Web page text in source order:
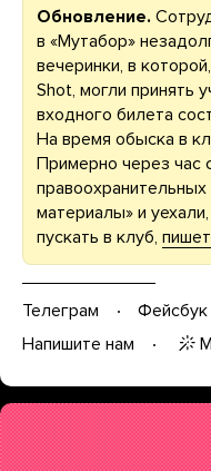
Обновление.
в «Мутабор»
вечеринки, в
Shot, могли принять
входного билета
На время обыска в
Примерно через час
материалы» и
пускать в клуб, пишет
Телеграм Фейсбук
Напишите нам